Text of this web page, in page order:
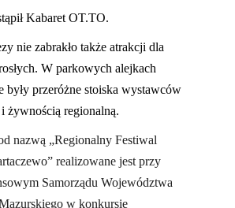
Kabaret OT.TO.
nie zabrakło także atrakcji dla
W parkowych alejkach
były przeróżne stoiska wystawców
i żywnością regionalną.
nazwą „Regionalny Festiwal
realizowane jest przy
Samorządu Województwa
w konkursie